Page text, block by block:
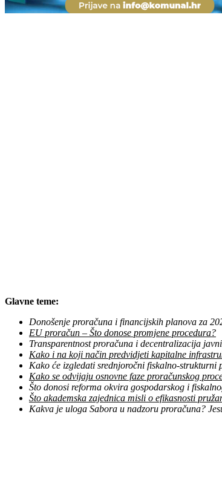
Glavne teme:
Donošenje proračuna i financijskih planova za
EU proračun – Što donose promjene procedura?
Transparentnost proračuna i decentralizacija
Kako i na koji način predvidjeti kapitalne
Kako će izgledati srednjoročni fiskalno-strukturni
Kako se odvijaju osnovne faze proračunskog
Što donosi reforma okvira gospodarskog i
Što akademska zajednica misli o efikasnosti
Kakva je uloga Sabora u nadzoru proračuna?